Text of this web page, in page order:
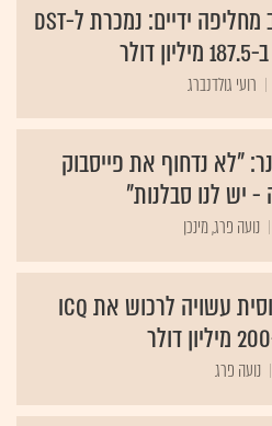
ICQ שוב מחליפה ידיים: נמכרת ל-DST
דולר
רועי גולדנברג
"לא נדחוף את פייסבוק
יש לנו סבלנות"
נועה פרג, מינכן
DST הרוסית עשויה לרכוש את ICQ
נועה פרג